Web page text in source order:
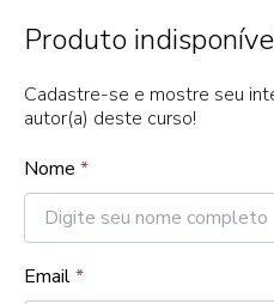
Produto
Cadastre-se e mostre seu
autor(a) deste curso!
Nome *
Email*